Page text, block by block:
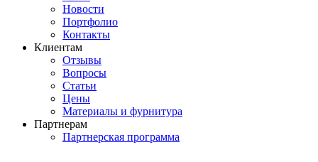
Новости
Портфолио
Контакты
Клиентам
Отзывы
Вопросы
Статьи
Цены
Материалы и фурнитура
Партнерам
Партнерская программа